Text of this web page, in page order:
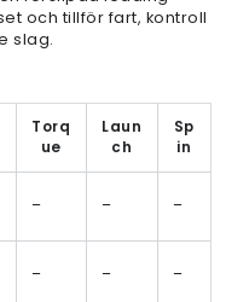
och tillför fart, kontroll
slag.
Torq
ue
Laun
ch
Sp
in
– – –
– – –